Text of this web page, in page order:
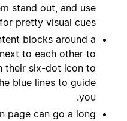
stand out, and use
pretty visual cues.
blocks around a
to each other to
their six-dot icon to
blue lines to guide
you.
page can go a long